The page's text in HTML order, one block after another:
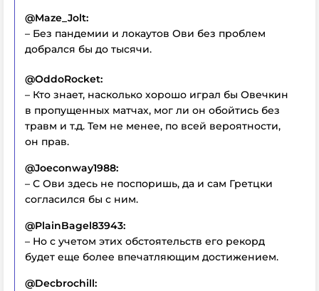
@Maze_Jolt:
– Без пандемии и локаутов Ови без проблем
добрался бы до тысячи.
@OddoRocket:
– Кто знает, насколько хорошо играл бы Овечкин
в пропущенных матчах, мог ли он обойтись без
травм и т.д. Тем не менее, по всей вероятности,
он прав.
@Joeconway1988:
– С Ови здесь не поспоришь, да и сам Гретцки
согласился бы с ним.
@PlainBagel83943:
– Но с учетом этих обстоятельств его рекорд
будет еще более впечатляющим достижением.
@Decbrochill: